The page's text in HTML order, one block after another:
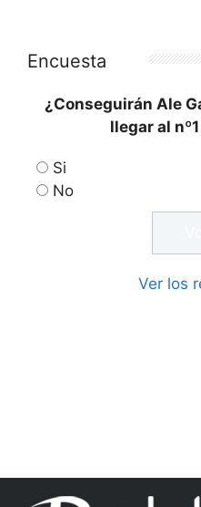
Encuesta
¿Conseguirán Ale
llegar al
Si
No
Ver los